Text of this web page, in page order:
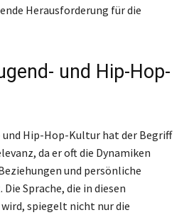
Herausforderung für die
und Hip-Hop-
und Hip-Hop-Kultur hat der Begriff
da er oft die Dynamiken
und persönliche
Sprache, die in diesen
spiegelt nicht nur die